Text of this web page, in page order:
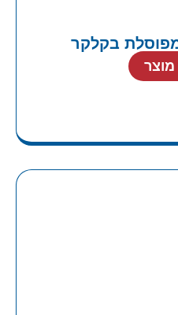
בקלקר
מוצר